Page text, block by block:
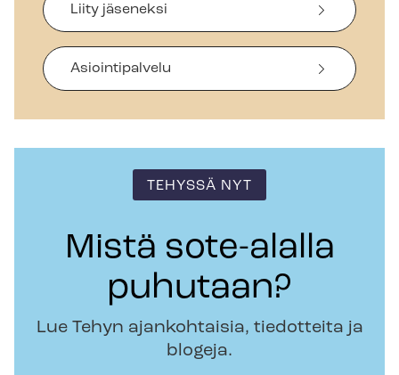
Liity jäseneksi
Asiointipalvelu
TEHYSSÄ NYT
Mistä sote-alalla
puhutaan?
Lue Tehyn ajankohtaisia, tiedotteita ja
blogeja.